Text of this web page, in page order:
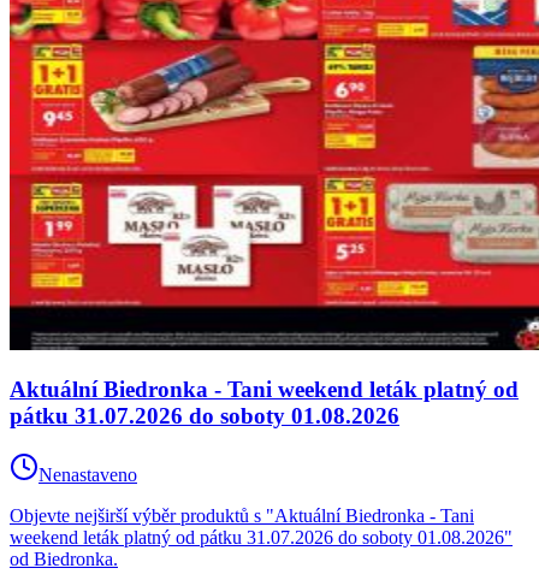
Aktuální Biedronka - Tani weekend leták platný od
pátku 31.07.2026 do soboty 01.08.2026
Nenastaveno
Objevte nejširší výběr produktů s "Aktuální Biedronka - Tani
weekend leták platný od pátku 31.07.2026 do soboty 01.08.2026"
od Biedronka.